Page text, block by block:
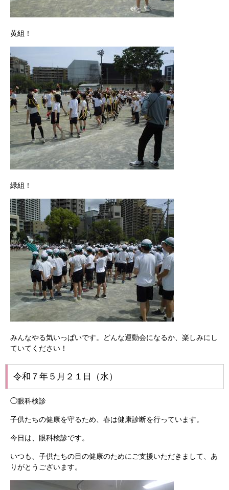
黄組！
緑組！
みんなやる気いっぱいです。どんな運動会になるか、楽しみにし
ていてください！
令和７年５月２１日（水）
◯眼科検診
子供たちの健康を守るため、春は健康診断を行っています。
今日は、眼科検診です。
いつも、子供たちの目の健康のためにご支援いただきまして、あ
りがとうございます。